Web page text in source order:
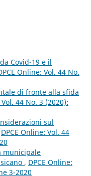
Covid-19 e il
Online: Vol. 44 No.
di fronte alla sfida
44 No. 3 (2020):
sul
DPCE Online: Vol. 44
municipale
, DPCE Online:
3-2020